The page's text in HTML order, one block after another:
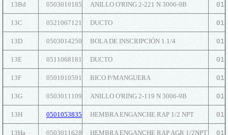
13Bd 0503010185 ANILLO O'RING 2-221 N 3006-9B 01
13C 0521067121 DUCTO 01
13D 0503014250 BOLA DE INSCRIPCIÓN 1.1/4 01
13E 0511068181 DUCTO 01
13F 0501010591 BICO P/MANGUERA 01
13G 0503011109 ANILLO O'RING 2-119 N 3006-9B 01
13H 0501053835 HEMBRA ENGANCHE RAP 1/2 NPT 01
13Ha 0503011628 HEMBRA ENGANCHE RAP AGR 1/2NPT 01